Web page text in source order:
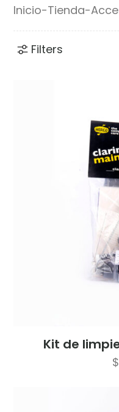
Inicio-Tienda-
Filters
Kit de
$